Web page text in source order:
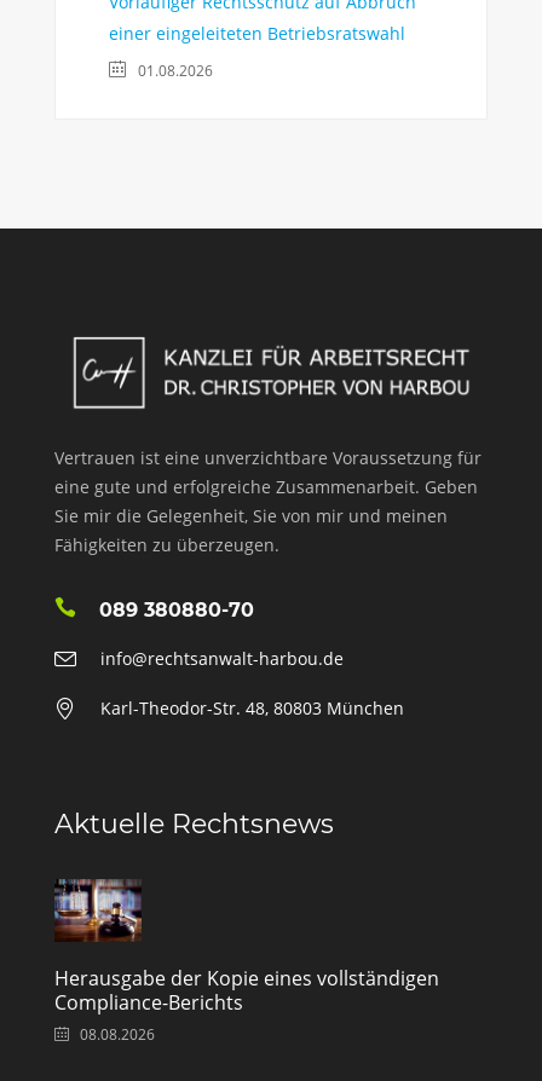
einer eingeleiteten Betriebsratswahl
01.08.2026
Vertrauen ist eine unverzichtbare Voraussetzung für
eine gute und erfolgreiche Zusammenarbeit. Geben
Sie mir die Gelegenheit, Sie von mir und meinen
Fähigkeiten zu überzeugen.
089 380880-70
info@rechtsanwalt-harbou.de
Karl-Theodor-Str. 48, 80803 München
Aktuelle Rechtsnews
Herausgabe der Kopie eines vollständigen
Compliance-Berichts
08.08.2026